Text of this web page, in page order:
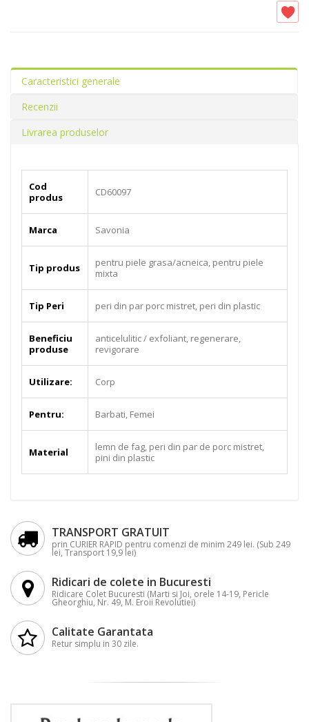
Caracteristici generale
Recenzii
Livrarea produselor
Cod
produs
CD60097
Marca Savonia
Tip produs
pentru piele grasa/acneica, pentru piele
mixta
Tip Peri peri din par porc mistret, peri din plastic
Beneficiu
produse
anticelulitic / exfoliant, regenerare,
revigorare
Utilizare: Corp
Pentru: Barbati, Femei
Material
lemn de fag, peri din par de porc mistret,
pini din plastic
TRANSPORT GRATUIT
prin CURIER RAPID pentru comenzi de minim 249 lei. (Sub 249
lei, Transport 19,9 lei)
Ridicari de colete in Bucuresti
Ridicare Colet Bucuresti (Marti si Joi, orele 14-19, Pericle
Gheorghiu, Nr. 49, M. Eroii Revolutiei)
Calitate Garantata
Retur simplu in 30 zile.